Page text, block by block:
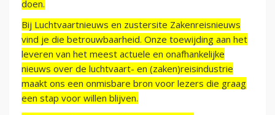
doen.
Bij Luchtvaartnieuws en zustersite Zakenreisnieuws
vind je die betrouwbaarheid. Onze toewijding aan het
leveren van het meest actuele en onafhankelijke
nieuws over de luchtvaart- en (zaken)reisindustrie
maakt ons een onmisbare bron voor lezers die graag
een stap voor willen blijven.